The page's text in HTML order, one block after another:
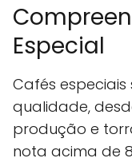
Especial
Cafés
qualidade,
produção e
nota acima de